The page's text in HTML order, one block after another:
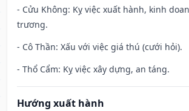
- Cửu Không: Kỵ việc xuất hành, kinh
trương.
- Cô Thần: Xấu với việc giá thú (cưới hỏi).
- Thổ Cẩm: Kỵ việc xây dựng, an táng.
Hướng xuất hành